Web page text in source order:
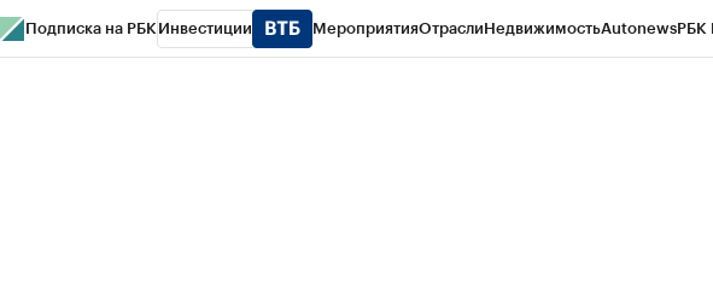
Подписка на РБК Инвестиции МероприятияОтраслиНедвижимостьAutonewsРБК